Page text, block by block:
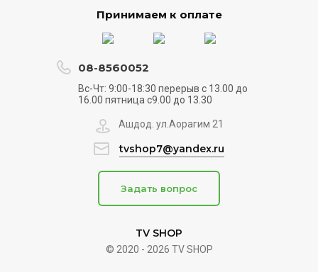
Принимаем к оплате
TV SHOP
© 2020 - 2026 TV SHOP
08-8560052
Вс-Чт: 9:00-18:30 перерыв с 13.00 до
16.00 пятница с9.00 до 13.30
Ашдод. ул.Аорагим 21
tvshop7@yandex.ru
Задать вопрос